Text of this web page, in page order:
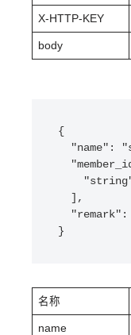
X-HTTP-KEY
body
{
}
名称
name